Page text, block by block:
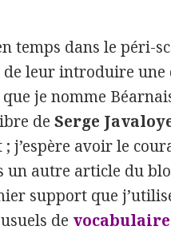
temps dans le péri-
de leur introduire une
je nomme
deSerge
j’espère avoir le
un autre article du
support que
de vocabulaire